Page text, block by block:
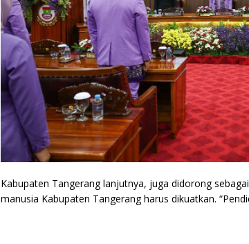
Kabupaten Tangerang lanjutnya, juga didorong
manusia Kabupaten Tangerang harus dikuatkan.